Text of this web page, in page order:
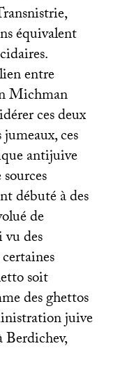
équivalent
entre
Michman
ces deux
ces
antijuive
débuté à des
de
des
soit
des ghettos
juive